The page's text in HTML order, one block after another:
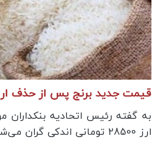
قیمت‌ جدید برنج پس از حذف
به گفته رئیس اتحادیه
ارز 28500 تومانی اندکی گران می‌شود اما پس از آن ثابت می‌ماند.